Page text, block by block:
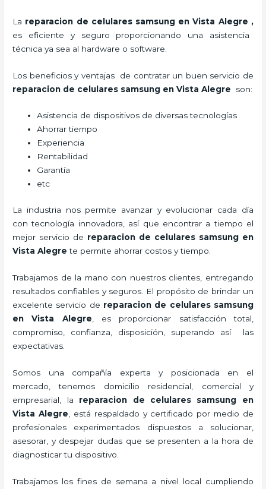
La reparacion de celulares samsung en Vista Alegre ,
es eficiente y seguro proporcionando una asistencia
técnica ya sea al hardware o software.
Los beneficios y ventajas de contratar un buen servicio de
reparacion de celulares samsung en Vista Alegre
son:
Asistencia de dispositivos de diversas tecnologías
Ahorrar tiempo
Experiencia
Rentabilidad
Garantía
etc
La industria nos permite avanzar y evolucionar cada día
con tecnología innovadora, así que encontrar a tiempo el
mejor servicio de reparacion de celulares samsung en
Vista Alegre te permite ahorrar costos y tiempo.
Trabajamos de la mano con nuestros clientes, entregando
resultados confiables y seguros. El propósito de brindar un
excelente servicio de reparacion de celulares samsung
en Vista Alegre , es proporcionar satisfacción total,
compromiso, confianza, disposición, superando así las
expectativas.
Somos una compañía experta y posicionada en el
mercado, tenemos domicilio residencial, comercial y
empresarial, la reparacion de celulares samsung en
Vista Alegre , está respaldado y certificado por medio de
profesionales experimentados dispuestos a solucionar,
asesorar, y despejar dudas que se presenten a la hora de
diagnosticar tu dispositivo.
Trabajamos los fines de semana a nivel local cumpliendo